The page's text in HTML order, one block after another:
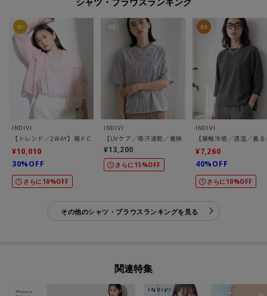
INDIVI
【トレンド／2WAY】裾ドロスト付きシアーブラウスブルゾン
¥10,010
30%OFF
さらに10%OFF
INDIVI
【UVケア／吸汗速乾／着映え】フリルピンタックブラウ
¥13,200
さらに15%OFF
INDIVI
【接触冷感／透湿／着
¥7,260
40%OFF
さらに10%OFF
その他のシャツ・ブラウスランキングを見る
関連特集